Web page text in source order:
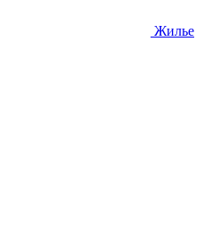
Жилье